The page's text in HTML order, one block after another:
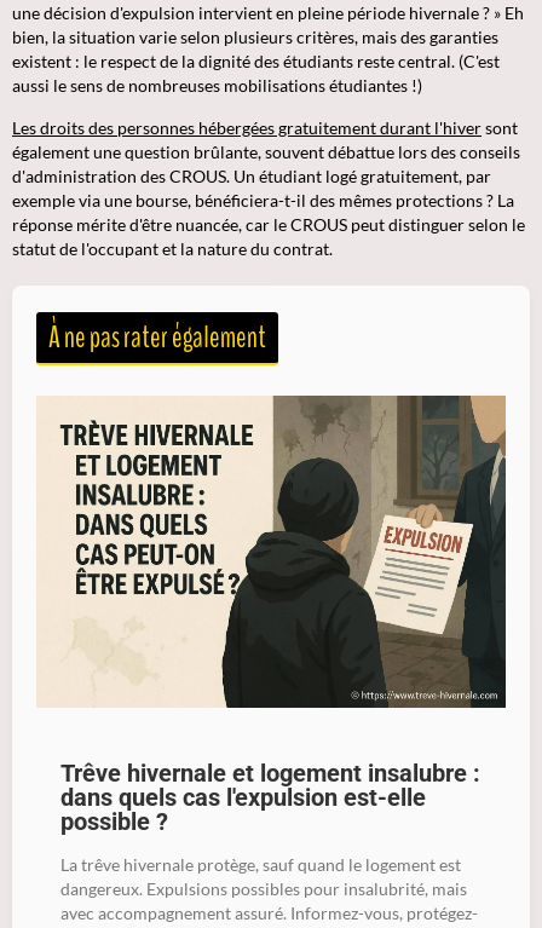
une décision d'expulsion intervient en pleine période hivernale ? » Eh
bien, la situation varie selon plusieurs critères, mais des garanties
existent : le respect de la dignité des étudiants reste central. (C'est
aussi le sens de nombreuses mobilisations étudiantes !)
Les droits des personnes hébergées gratuitement durant l'hiversont
également une question brûlante, souvent débattue lors des conseils
d'administration des CROUS. Un étudiant logé gratuitement, par
exemple via une bourse, bénéficiera-t-il des mêmes protections ? La
réponse mérite d'être nuancée, car le CROUS peut distinguer selon le
statut de l'occupant et la nature du contrat.
À ne pas rater également
Trêve hivernale et logement insalubre :
dans quels cas l'expulsion est-elle
possible ?
La trêve hivernale protège, sauf quand le logement est
dangereux. Expulsions possibles pour insalubrité, mais
avec accompagnement assuré. Informez-vous, protégez-